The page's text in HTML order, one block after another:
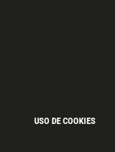
USO DE COOKIES